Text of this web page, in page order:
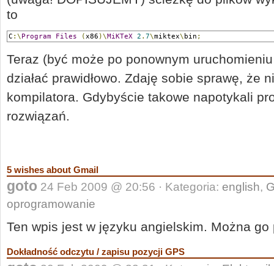
to
C :\Program Files (x86 )\MiKTeX 2 . 7\miktex\ bin ;
Teraz (być może po ponownym
działać prawidłowo. Zdaję sobie sprawę, że
kompilatora. Gdybyście takowe napotykali
rozwiązań.
5 wishes about Gmail
goto 24 Feb 2009 @ 20:56 · Kategoria: english,
oprogramowanie
Ten wpis jest w języku angielskim. Można
Dokładność odczytu / zapisu pozycji GPS